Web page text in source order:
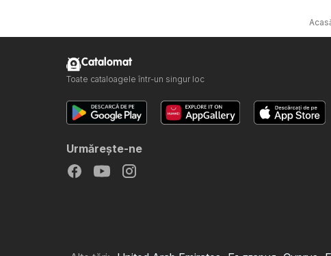
Catalomat
Toate cataloagele într-un singur loc
Urmăreşte-ne